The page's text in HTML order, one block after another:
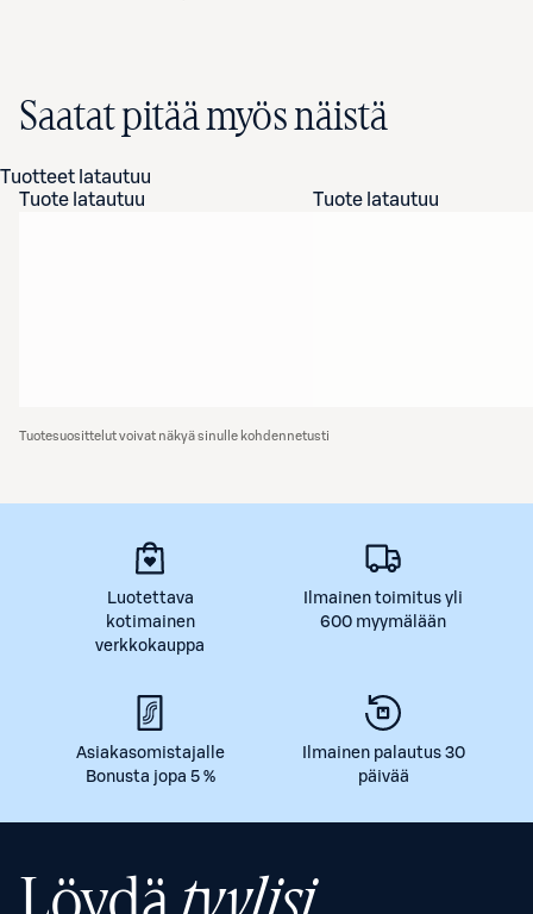
Saatat pitää myös näistä
Tuotteet latautuu
Tuote latautuu
Tuote latautuu
Tuotesuosittelut voivat näkyä sinulle kohdennetusti
Luotettava
kotimainen
verkkokauppa
Ilmainen toimitus yli
600 myymälään
Asiakasomistajalle
Bonusta jopa 5 %
Ilmainen palautus 30
päivää